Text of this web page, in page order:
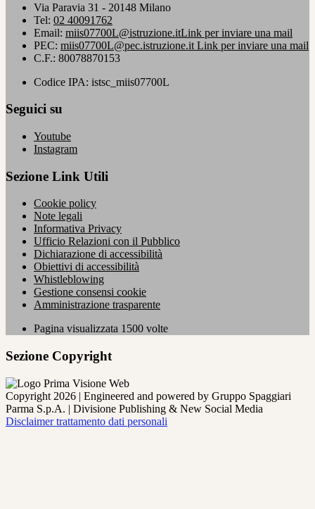
Via Paravia 31 - 20148 Milano
Tel: 02 40091762
Email: miis07700L@istruzione.itLink per inviare una mail
PEC: miis07700L@pec.istruzione.it Link per inviare una mail
C.F.: 80078870153
Codice IPA: istsc_miis07700L
Seguici su
Youtube
Instagram
Sezione Link Utili
Cookie policy
Note legali
Informativa Privacy
Ufficio Relazioni con il Pubblico
Dichiarazione di accessibilità
Obiettivi di accessibilità
Whistleblowing
Gestione consensi cookie
Amministrazione trasparente
Pagina visualizzata 1500 volte
Sezione Copyright
Copyright 2026 | Engineered and powered by Gruppo Spaggiari
Parma S.p.A. | Divisione Publishing & New Social Media
Disclaimer trattamento dati personali